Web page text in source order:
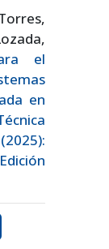
el
en